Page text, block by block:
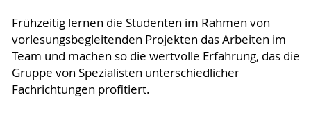
Frühzeitig lernen die Studenten im Rahmen von
vorlesungsbegleitenden Projekten das Arbeiten im
Team und machen so die wertvolle Erfahrung, das die
Gruppe von Spezialisten unterschiedlicher
Fachrichtungen profitiert.